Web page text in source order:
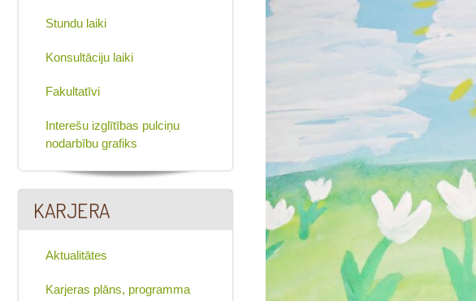
Stundu laiki
Konsultāciju laiki
Fakultatīvi
Interešu izglītības pulciņu
nodarbību grafiks
KARJERA
Aktualitātes
Karjeras plāns, programma